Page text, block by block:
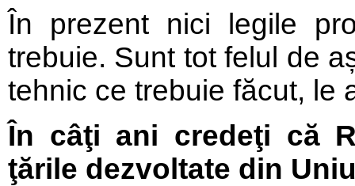
În prezent nici legile
trebuie. Sunt tot felul de
tehnic ce trebuie făcut, le
În câţi ani credeţi că
ţările dezvoltate din